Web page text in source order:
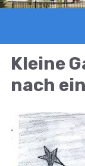
Kleine
nach